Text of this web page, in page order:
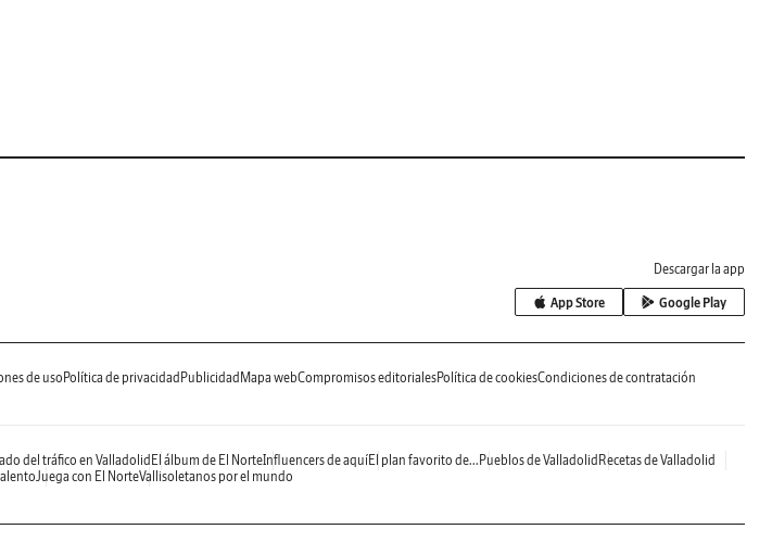
Descargar la app
App Store Google Play
de usoPolítica de privacidad Publicidad Mapa webCompromisos editorialesPolítica de cookiesCondiciones de contratación
del tráfico en Valladolid El álbum de El NorteInfluencers de aquíEl plan favorito de... Pueblos de Valladolid Recetas de Valladolid
Juega con El NorteVallisoletanos por el mundo